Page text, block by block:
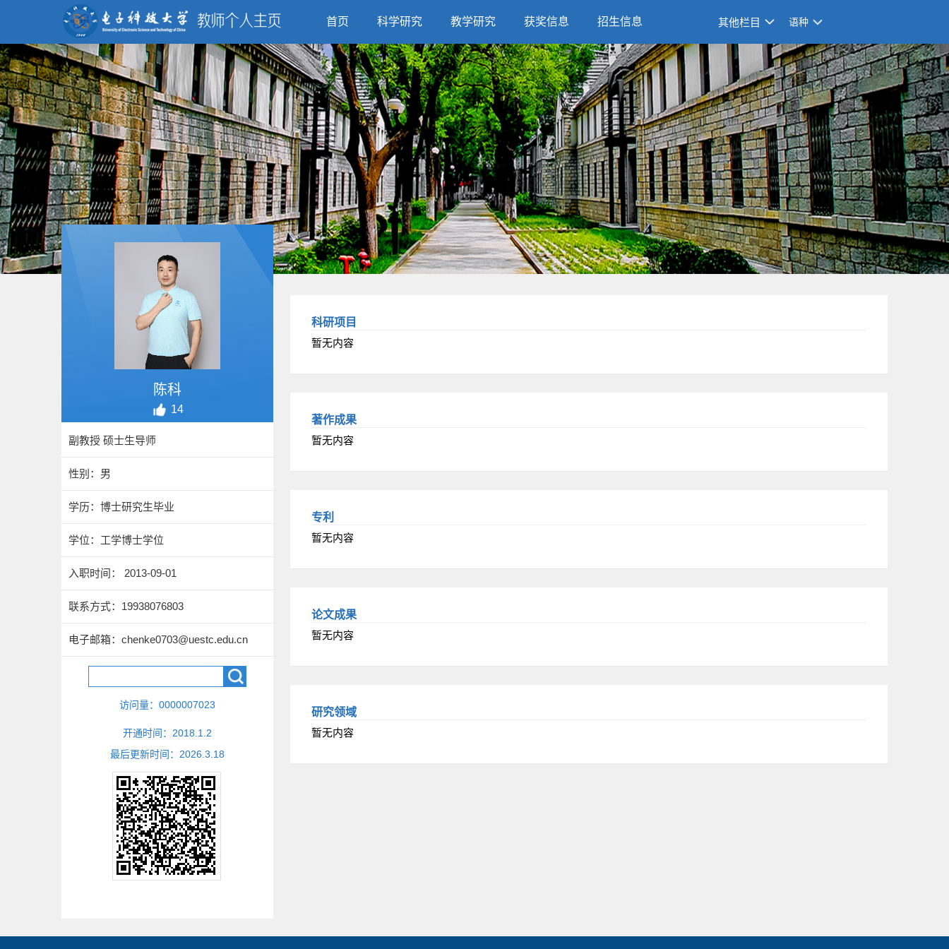
首页 科学研究 教学研究 获奖信息 招生信息 其他栏目 语种
陈科
14
副教授 硕士生导师
性别：男
学历：博士研究生毕业
学位：工学博士学位
入职时间： 2013-09-01
联系方式： 19938076803
电子邮箱： chenke0703@uestc.edu.cn
访问量： 0000007023
开通时间： 2018 1 2
最后更新时间： 2026 3 18
科研项目
暂无内容
著作成果
暂无内容
专利
暂无内容
论文成果
暂无内容
研究领域
暂无内容